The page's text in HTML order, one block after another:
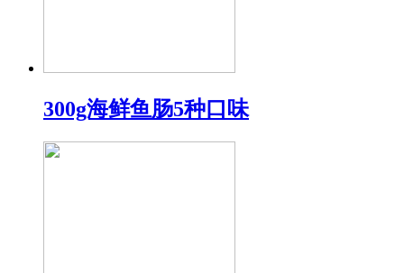
300g海鲜鱼肠5种口味